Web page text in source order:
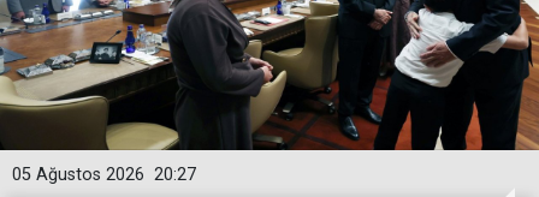
20:27
05 Ağustos 2026